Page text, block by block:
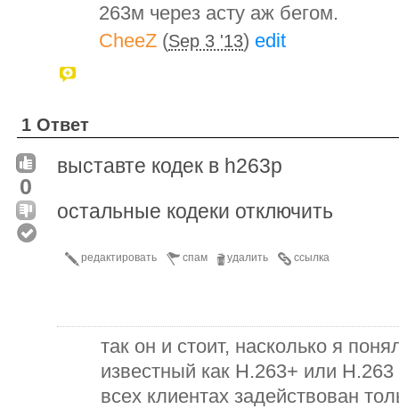
263м через асту аж бегом.
CheeZ (Sep 3 '13) edit
1 Ответ
0
выставте кодек в h263p
остальные кодеки отключить
ссылка
удалить
спам
редактировать
так он и стоит, насколько я
известный как H.263+ или
всех клиентах задействован